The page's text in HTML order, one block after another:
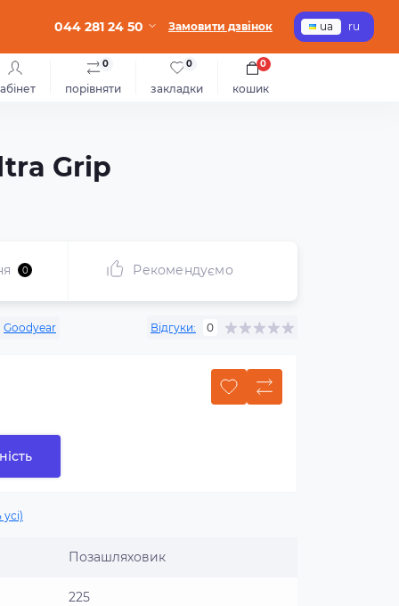
044 281 24 50 Замовити дзвінок ua ru
порівняти
0
закладки
0
кошик
0
Grip
0 Рекомендуємо
Goodyear Відгуки: 0
Позашляховик
225